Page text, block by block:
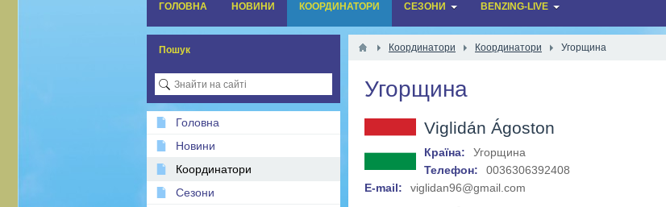
ГОЛОВНА НОВИНИ КООРДИНАТОРИ СЕЗОНИ BENZING-LIVE
Координатори Координатори Угорщина
Угорщина
Viglidán Ágoston
Країна:
Угорщина
Телефон:
0036306392408
E-mail:
viglidan96@gmail.com
Пошук
Головна
Новини
Координатори
Сезони